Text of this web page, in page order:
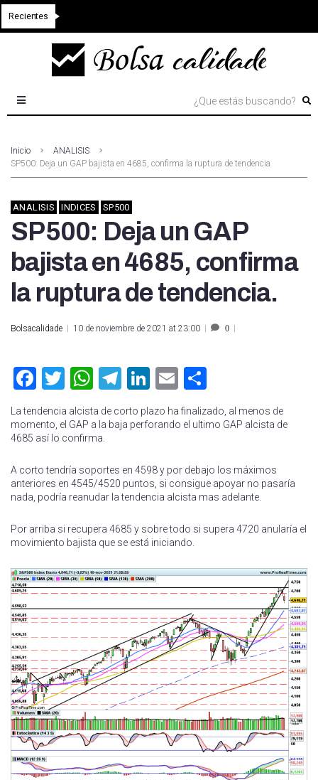
Recientes
Inicio
ANALISIS
SP500: Deja un GAP bajista en 4685, confirma la ruptura de tendencia.
ANALISIS INDICES SP500
SP500: Deja un GAP
bajista en 4685, confirma
la ruptura de tendencia.
Bolsacalidade 10 de noviembre de 2021 at 23:00 0
Facebook
Twitter
WhatsApp
Telegram
LinkedIn
Email
La tendencia alcista de corto plazo ha finalizado, al menos de
momento, el GAP a la baja perforando el ultimo GAP alcista de
4685 así lo confirma.
A corto tendría soportes en 4598 y por debajo los máximos
anteriores en 4545/4520 puntos, si consigue apoyar no pasaría
nada, podría reanudar la tendencia alcista mas adelante.
Por arriba si recupera 4685 y sobre todo si supera 4720 anularía el
movimiento bajista que se está iniciando.